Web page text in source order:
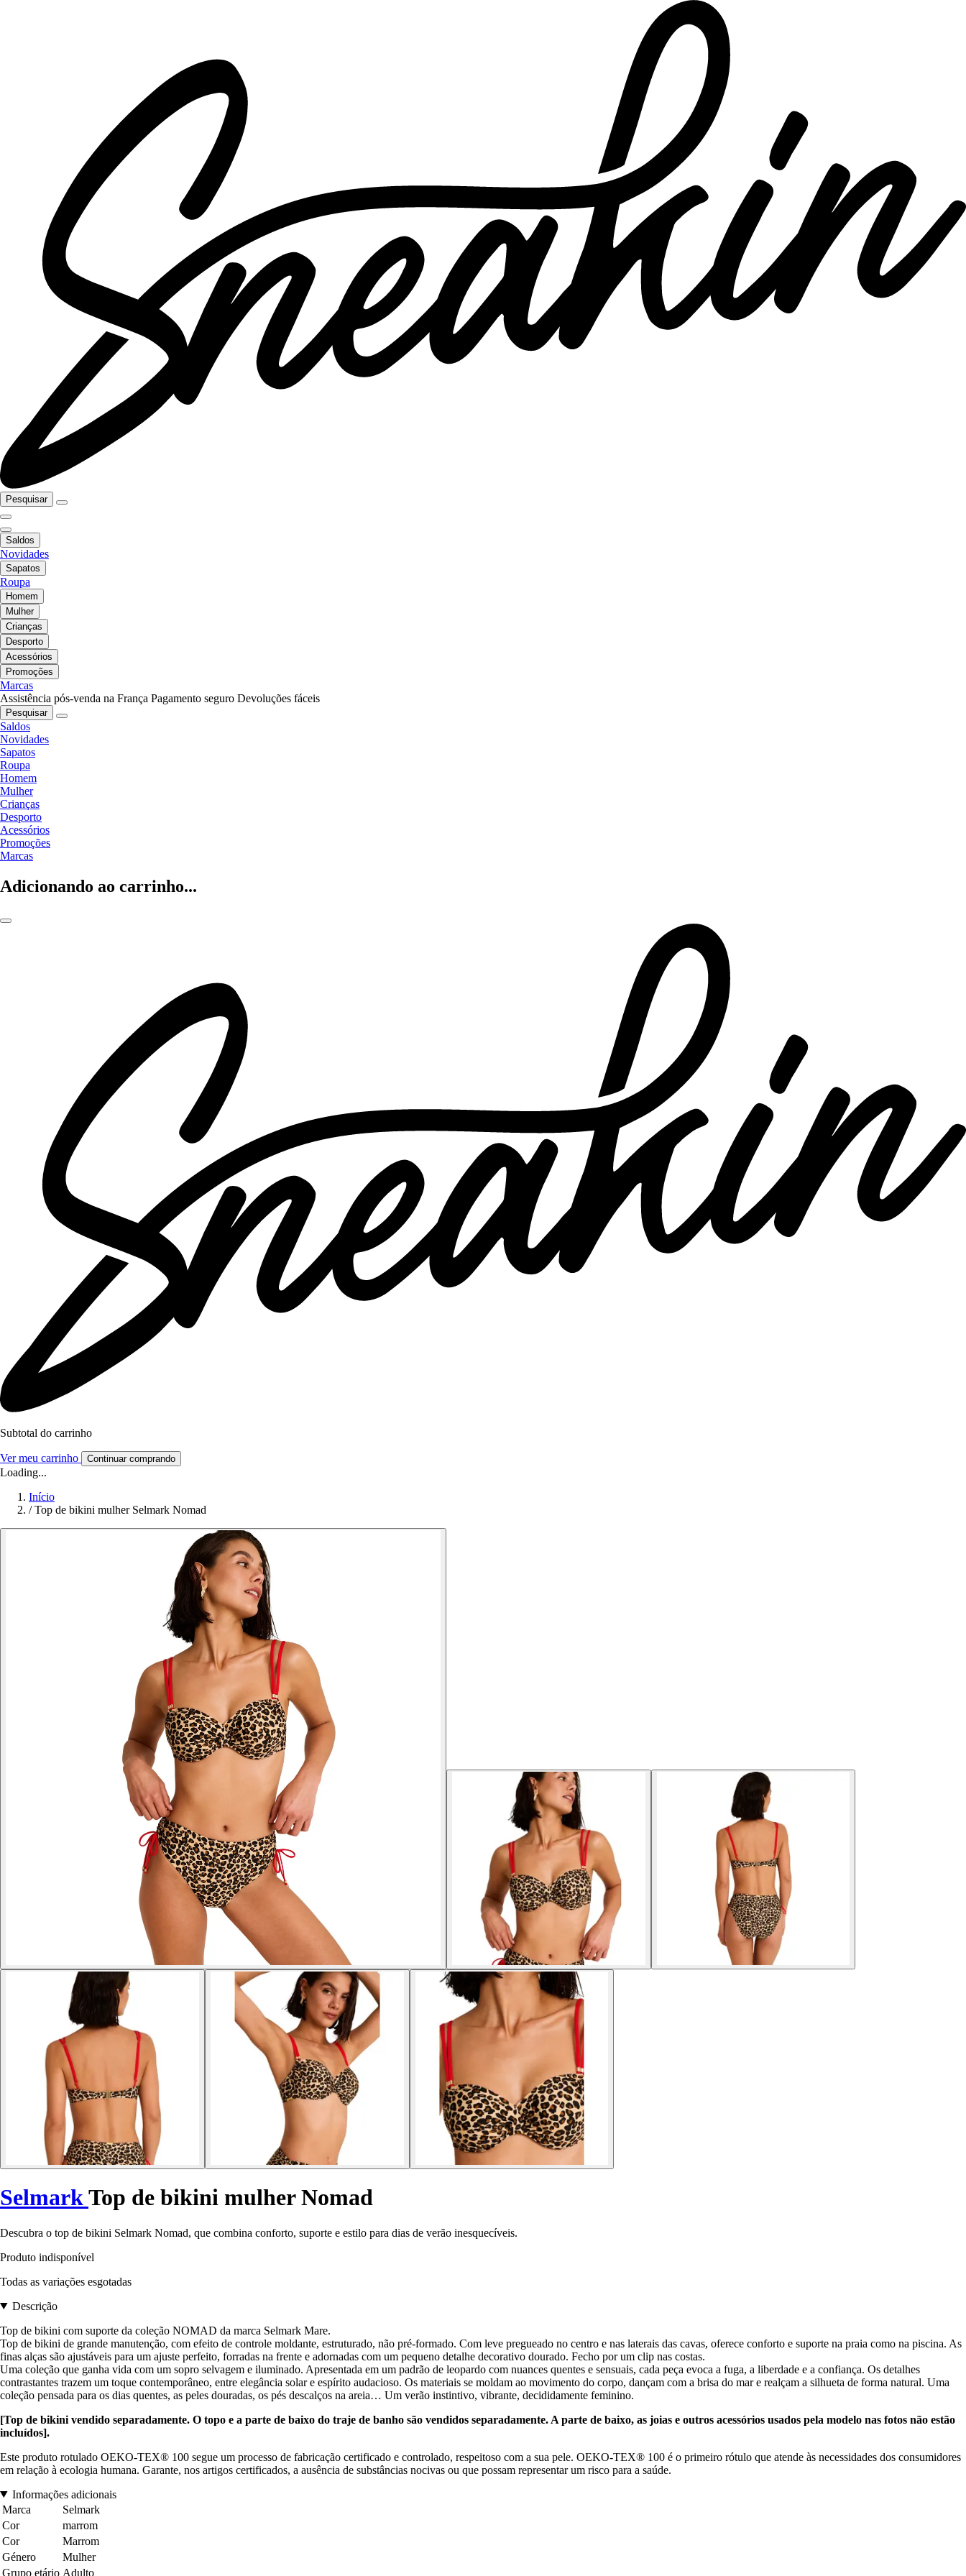
Pesquisar
Saldos
Novidades
Sapatos
Roupa
Homem
Mulher
Crianças
Desporto
Acessórios
Promoções
Marcas
Assistência pós-venda na França Pagamento seguro Devoluções fáceis
Pesquisar
Saldos
Novidades
Sapatos
Roupa
Homem
Mulher
Crianças
Desporto
Acessórios
Promoções
Marcas
Adicionando ao carrinho...
Subtotal do carrinho
Ver meu carrinho Continuar comprando
Loading...
Início
/ Top de bikini mulher Selmark Nomad
SelmarkTop de bikini mulher Nomad
Descubra o top de bikini Selmark Nomad, que combina conforto, suporte e estilo para dias de verão inesquecíveis.
Produto indisponível
Todas as variações esgotadas
Descrição
Top de bikini com suporte da coleção NOMAD da marca Selmark Mare.
Top de bikini de grande manutenção, com efeito de controle moldante, estruturado, não pré-formado. Com leve pregueado no centro e nas laterais das cavas, oferece conforto e suporte na praia como na piscina. As
finas alças são ajustáveis para um ajuste perfeito, forradas na frente e adornadas com um pequeno detalhe decorativo dourado. Fecho por um clip nas costas.
Uma coleção que ganha vida com um sopro selvagem e iluminado. Apresentada em um padrão de leopardo com nuances quentes e sensuais, cada peça evoca a fuga, a liberdade e a confiança. Os detalhes
contrastantes trazem um toque contemporâneo, entre elegância solar e espírito audacioso. Os materiais se moldam ao movimento do corpo, dançam com a brisa do mar e realçam a silhueta de forma natural. Uma
coleção pensada para os dias quentes, as peles douradas, os pés descalços na areia… Um verão instintivo, vibrante, decididamente feminino.
[Top de bikini vendido separadamente. O topo e a parte de baixo do traje de banho são vendidos separadamente. A parte de baixo, as joias e outros acessórios usados pela modelo nas fotos não estão
incluídos].
Este produto rotulado OEKO-TEX® 100 segue um processo de fabricação certificado e controlado, respeitoso com a sua pele. OEKO-TEX® 100 é o primeiro rótulo que atende às necessidades dos consumidores
em relação à ecologia humana. Garante, nos artigos certificados, a ausência de substâncias nocivas ou que possam representar um risco para a saúde.
Informações adicionais
Marca
Selmark
Cor
marrom
Cor
Marrom
Género
Mulher
Grupo etário Adulto